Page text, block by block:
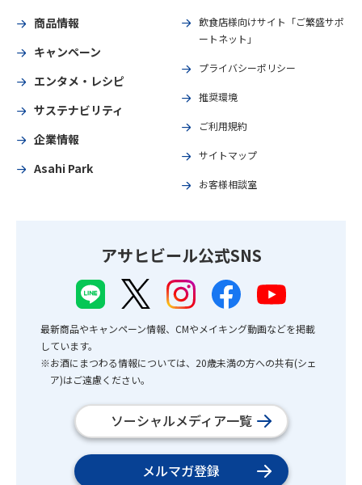
商品情報
キャンペーン
エンタメ・レシピ
サステナビリティ
企業情報
Asahi Park
飲食店様向けサイト「ご繁盛サポ
ートネット」
プライバシーポリシー
推奨環境
ご利用規約
サイトマップ
お客様相談室
アサヒビール公式SNS
最新商品やキャンペーン情報、CMやメイキング動画などを掲載
しています。
※お酒にまつわる情報については、20歳未満の方への共有(シェ
ア)はご遠慮ください。
ソーシャルメディア一覧
メルマガ登録